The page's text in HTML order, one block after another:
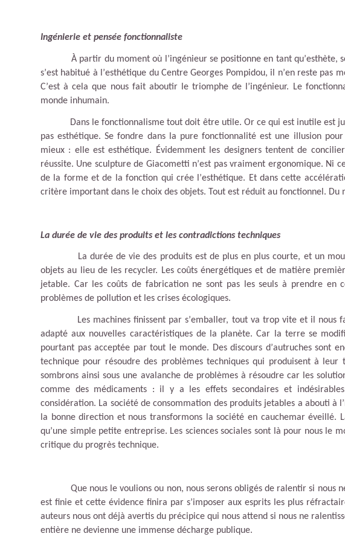
Ingénierie et pensée fonctionnaliste
À partir du moment où l’ingénieur se positionne en tant qu’esthète,
s’est habitué à l’esthétique du Centre Georges Pompidou, il n’en reste pas
C’est à cela que nous fait aboutir le triomphe de l’ingénieur. Le
monde inhumain.
Dans le fonctionnalisme tout doit être utile. Or ce qui est inutile est
pas esthétique. Se fondre dans la pure fonctionnalité est une illusion
mieux : elle est esthétique. Évidemment les designers tentent de
réussite. Une sculpture de Giacometti n’est pas vraiment ergonomique. Ni
de la forme et de la fonction qui crée l ’esthétique. Et dans cette
critère important dans le choix des objets. Tout est réduit au fonctionnel.
La durée de vie des produits et les contradictions techniques
La durée de vie des produits est de plus en plus courte, et un
objets au lieu de les recycler. Les coûts énergétiques et de matière
jetable. Car les coûts de fabrication ne sont pas les seuls à prendre en
problèmes de pollution et les crises écologiques.
Les machines finissent par s’emballer, tout va trop vite et il nous
adapté aux nouvelles caractéristiques de la planète. Car la terre se
pourtant pas acceptée par tout le monde. Des discours d’autruches sont
technique pour résoudre des problèmes techniques qui produisent à leur
sombrons ainsi sous une avalanche de problèmes à résoudre car les
comme des médicaments : il y a les effets secondaires et
considération. La société de consommation des produits jetables a abouti à l’
la bonne direction et nous transformons la société en cauchemar éveillé.
qu’une simple petite entreprise. Les sciences sociales sont là pour nous le
critique du progrès technique.
Que nous le voulions ou non, nous serons obligés de ralentir si nous
est finie et cette évidence finira par s’imposer aux esprits les plus
auteurs nous ont déjà avertis du précipice qui nous attend si nous ne
entière ne devienne une immense décharge publique.